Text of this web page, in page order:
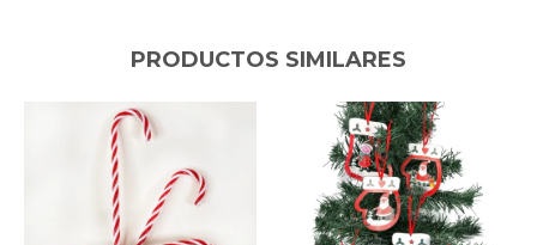
PRODUCTOS SIMILARES